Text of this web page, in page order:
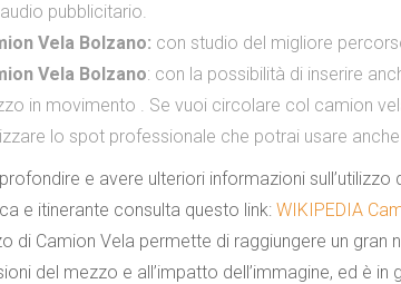
pubblicitario.
Vela Bolzano: con studio del migliore
Vela Bolzano: con la possibilità di inserire
in movimento . Se vuoi circolare col camion
lo spot professionale che potrai usare
e avere ulteriori informazioni sull’utilizzo
e itinerante consulta questo link: WIKIPEDIA
di Camion Vela permette di raggiungere un gran
del mezzo e all’impatto dell’immagine, ed è